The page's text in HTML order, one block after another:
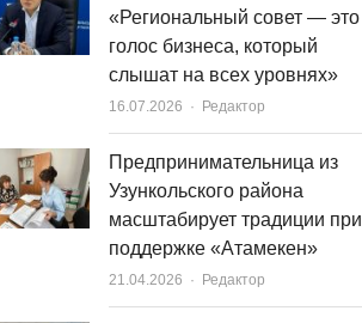
«Региональный совет — это
голос бизнеса, который
слышат на всех уровнях»
16.07.2026 Author
Редактор
Предпринимательница из
Узункольского района
масштабирует традиции при
поддержке «Атамекен»
21.04.2026 Author
Редактор